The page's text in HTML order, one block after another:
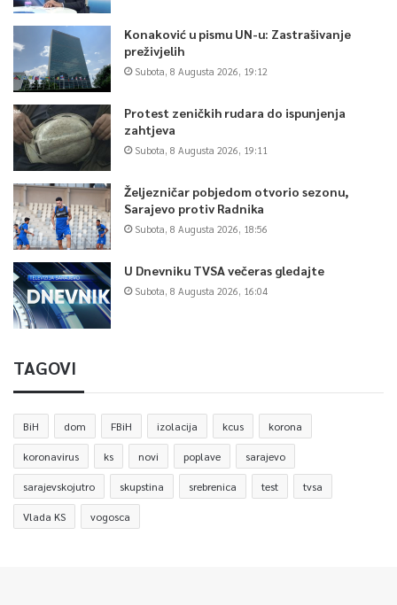
Konaković u pismu UN-u: Zastrašivanje
preživjelih
Subota, 8 Augusta 2026, 19:12
Protest zeničkih rudara do ispunjenja
zahtjeva
Subota, 8 Augusta 2026, 19:11
Željezničar pobjedom otvorio sezonu,
Sarajevo protiv Radnika
Subota, 8 Augusta 2026, 18:56
U Dnevniku TVSA večeras gledajte
Subota, 8 Augusta 2026, 16:04
TAGOVI
BiH dom FBiH izolacija kcus korona
koronavirus ks novi poplave sarajevo
sarajevskojutro skupstina srebrenica test tvsa
Vlada KS vogosca